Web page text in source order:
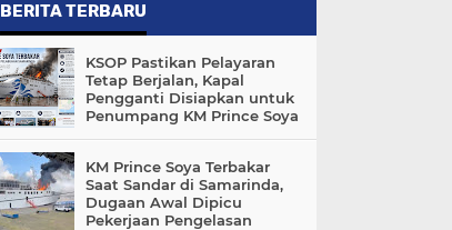
BERITA TERBARU
KSOP Pastikan Pelayaran
Tetap Berjalan, Kapal
Pengganti Disiapkan untuk
Penumpang KM Prince Soya
KM Prince Soya Terbakar
Saat Sandar di Samarinda,
Dugaan Awal Dipicu
Pekerjaan Pengelasan